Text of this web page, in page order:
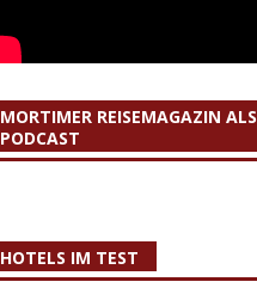
MORTIMER REISEMAGAZIN ALS
PODCAST
HOTELS IM TEST